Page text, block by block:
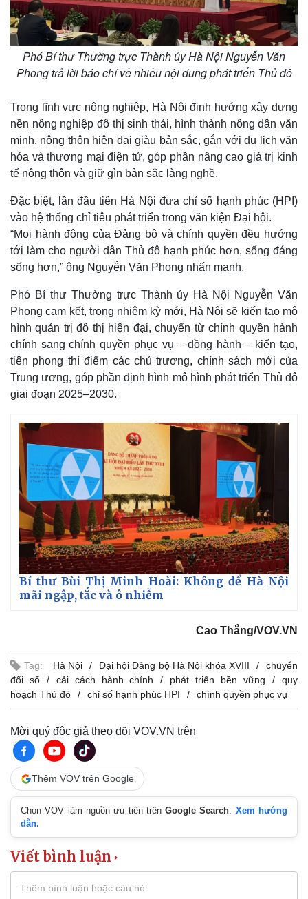
Pháp luật
Vụ án
Tư vấn luật
Quân sự - Quốc phòng
Vũ khí
Phân tích
Phó Bí thư Thường trực Thành ủy Hà Nội Nguyễn Văn
Phong trả lời báo chí về nhiều nội dung phát triển Thủ đô
Trong lĩnh vực nông nghiệp, Hà Nội định hướng xây dựng
nền nông nghiệp đô thị sinh thái, hình thành nông dân văn
minh, nông thôn hiện đại giàu bản sắc, gắn với du lịch văn
hóa và thương mại điện tử, góp phần nâng cao giá trị kinh
tế nông thôn và giữ gìn bản sắc làng nghề.
Đặc biệt, lần đầu tiên Hà Nội đưa chỉ số hạnh phúc (HPI)
vào hệ thống chỉ tiêu phát triển trong văn kiện Đại hội.
“Mọi hành động của Đảng bộ và chính quyền đều hướng
tới làm cho người dân Thủ đô hạnh phúc hơn, sống đáng
sống hơn,” ông Nguyễn Văn Phong nhấn mạnh.
Phó Bí thư Thường trực Thành ủy Hà Nội Nguyễn Văn
Phong cam kết, trong nhiệm kỳ mới, Hà Nội sẽ kiến tạo mô
hình quản trị đô thị hiện đại, chuyển từ chính quyền hành
chính sang chính quyền phục vụ – đồng hành – kiến tạo,
tiên phong thí điểm các chủ trương, chính sách mới của
Trung ương, góp phần định hình mô hình phát triển Thủ đô
giai đoạn 2025–2030.
Bí thư Bùi Thị Minh Hoài: Không để Hà Nội
mãi ngập, tắc và ô nhiễm
Cao Thắng/VOV.VN
Tag: Hà Nội Đại hội Đảng bộ Hà Nội khóa XVIII
chuyển
đổi số
cải cách hành chính phát triển bền vững
quy
hoạch Thủ đô
chỉ số hạnh phúc HPI chính quyền phục vụ
Mời quý độc giả theo dõi VOV.VN trên
Thêm VOV trên Google
Chọn VOV làm nguồn ưu tiên trênGoogle Search. Xem hướng
dẫn.
Viết bình luận